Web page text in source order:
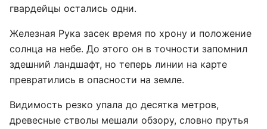
гвардейцы остались одни.
Железная Рука засек время по хрону и положение
солнца на небе. До этого он в точности запомнил
здешний ландшафт, но теперь линии на карте
превратились в опасности на земле.
Видимость резко упала до десятка метров,
древесные стволы мешали обзору, словно прутья